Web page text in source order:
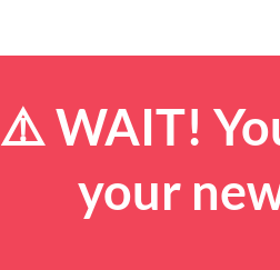
⚠️ WAIT!
your